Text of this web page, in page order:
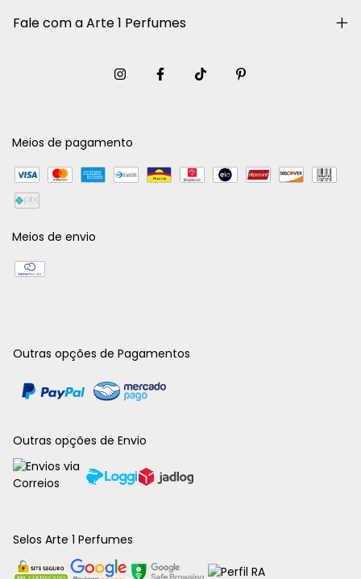
Fale com a Arte 1 Perfumes
Meios de pagamento
Meios de envio
Outras opções de Pagamentos
Outras opções de Envio
Selos Arte 1 Perfumes